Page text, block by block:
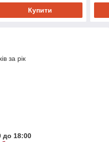
Купити
за рік
до 18:00